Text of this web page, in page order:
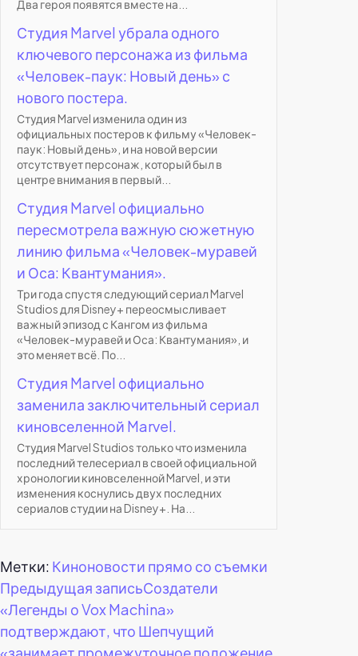
Два героя появятся вместе на...
Студия Marvel убрала одного
ключевого персонажа из фильма
«Человек-паук: Новый день» с
нового постера.
Студия Marvel изменила один из
официальных постеров к фильму «Человек-
паук: Новый день», и на новой версии
отсутствует персонаж, который был в
центре внимания в первый...
Студия Marvel официально
пересмотрела важную сюжетную
линию фильма «Человек-муравей
и Оса: Квантумания».
Три года спустя следующий сериал Marvel
Studios для Disney+ переосмысливает
важный эпизод с Кангом из фильма
«Человек-муравей и Оса: Квантумания», и
это меняет всё. По...
Студия Marvel официально
заменила заключительный сериал
киновселенной Marvel.
Студия Marvel Studios только что изменила
последний телесериал в своей официальной
хронологии киновселенной Marvel, и эти
изменения коснулись двух последних
сериалов студии на Disney+. На...
Метки: Киноновости прямо со съемки
Навигация
по
Предыдущая записьСоздатели
«Легенды о Vox Machina»
подтверждают, что Шепчущий
«занимает промежуточное положение